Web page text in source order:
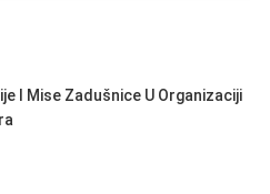
I Mise Zadušnice U Organizaciji